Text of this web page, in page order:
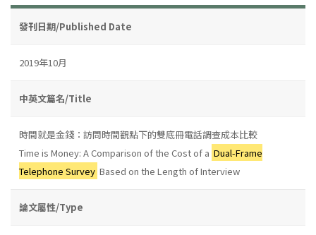
發刊日期/Published Date
2019年10月
中英文篇名/Title
時間就是金錢：訪問時間觀點下的雙底冊電話調查成本比較
Time is Money: A Comparison of the Cost of a Dual-Frame
Telephone Survey Based on the Length of Interview
論文屬性/Type